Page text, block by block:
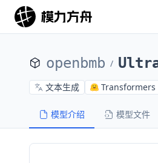
openbmb /
文本生成 Transformers
模型介绍 模型文件